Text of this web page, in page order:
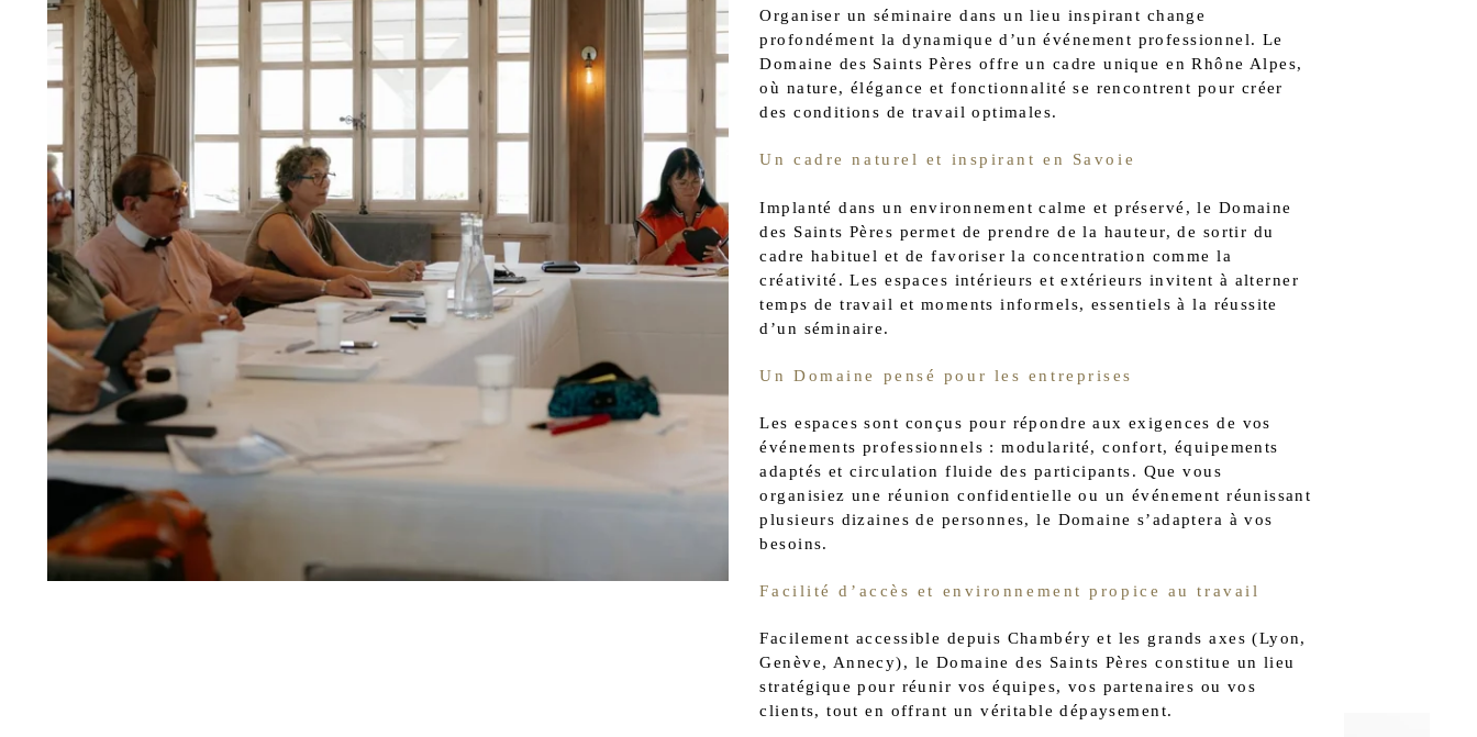
Organiser un séminaire dans un lieu inspirant change
profondément la dynamique d’un événement professionnel. Le
Domaine des Saints Pères offre un cadre unique en Rhône Alpes,
où nature, élégance et fonctionnalité se rencontrent pour créer
des conditions de travail optimales.
Un cadre naturel et inspirant en Savoie
Implanté dans un environnement calme et préservé, le Domaine
des Saints Pères permet de prendre de la hauteur, de sortir du
cadre habituel et de favoriser la concentration comme la
créativité. Les espaces intérieurs et extérieurs invitent à alterner
temps de travail et moments informels, essentiels à la réussite
d’un séminaire.
Un Domaine pensé pour les entreprises
Les espaces sont conçus pour répondre aux exigences de vos
événements professionnels : modularité, confort, équipements
adaptés et circulation fluide des participants. Que vous
organisiez une réunion confidentielle ou un événement réunissant
plusieurs dizaines de personnes, le Domaine s’adaptera à vos
besoins.
Facilité d’accès et environnement propice au travail
Facilement accessible depuis Chambéry et les grands axes (Lyon,
Genève, Annecy), le Domaine des Saints Pères constitue un lieu
stratégique pour réunir vos équipes, vos partenaires ou vos
clients, tout en offrant un véritable dépaysement.
CONTACT